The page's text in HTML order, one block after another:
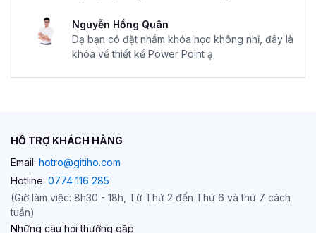
Nguyễn Hồng Quân
Dạ bạn có đặt nhầm khóa học không nhỉ, đây là
khóa về thiết kế Power Point ạ
HỖ TRỢ KHÁCH HÀNG
Email: hotro@gitiho.com
Hotline: 0774 116 285
(Giờ làm việc: 8h30 - 18h, Từ Thứ 2 đến Thứ 6 và thứ 7 cách
tuần)
Những câu hỏi thường gặp